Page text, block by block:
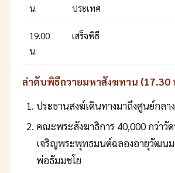
น. ประเทศ
19.00
น.
เสร็จพิธี
ลำดับพิธีถวายมหาสังฆทาน (17.30
ประธานสงฆ์เดินทางมาถึงศูนย์กลา
คณะพระสังฆาธิการ 40,000 กว่าวั
เจริญพระพุทธมนต์ฉลองอายุวัฒนม
พ่อธัมมชโย